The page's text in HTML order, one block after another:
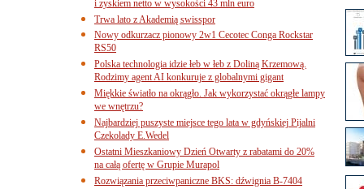
i zyskiem netto w wysokości 43 mln euro
Trwa lato z Akademią swisspor
Nowy odkurzacz pionowy 2w1 Cecotec Conga Rockstar
RS50
Polska technologia idzie łeb w łeb z Doliną Krzemową.
Rodzimy agent AI konkuruje z globalnymi gigant
Miękkie światło na okrągło. Jak wykorzystać okrągłe lampy
we wnętrzu?
Najbardziej puszyste miejsce tego lata w gdyńskiej Pijalni
Czekolady E.Wedel
Ostatni Mieszkaniowy Dzień Otwarty z rabatami do 20%
na całą ofertę w Grupie Murapol
Rozwiązania przeciwpaniczne BKS: dźwignia B-7404